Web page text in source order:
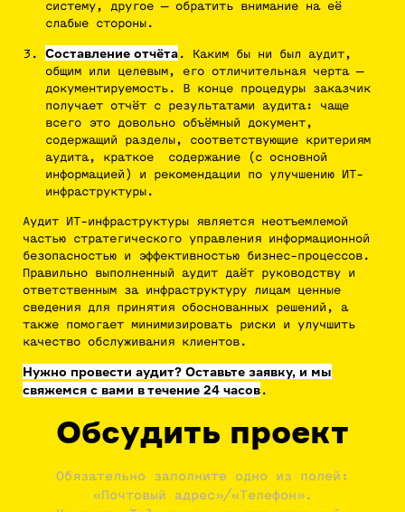
систему, другое — обратить внимание на её
слабые стороны.
Составление отчёта. Каким бы ни был аудит,
общим или целевым, его отличительная черта —
документируемость. В конце процедуры заказчик
получает отчёт с результатами аудита: чаще
всего это довольно объёмный документ,
содержащий разделы, соответствующие критериям
аудита, краткое содержание (с основной
информацией) и рекомендации по улучшению ИТ-
инфраструктуры.
Аудит ИТ-инфраструктуры является неотъемлемой
частью стратегического управления информационной
безопасностью и эффективностью бизнес-процессов.
Правильно выполненный аудит даёт руководству и
ответственным за инфраструктуру лицам ценные
сведения для принятия обоснованных решений, а
также помогает минимизировать риски и улучшить
качество обслуживания клиентов.
Нужно провести аудит? Оставьте заявку, и мы
свяжемся с вами в течение 24 часов.
Обсудить проект
Обязательно заполните одно из полей:
«Почтовый адрес»/«Телефон».